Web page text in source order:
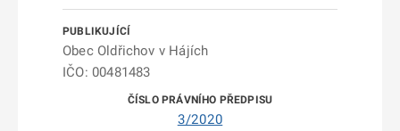
Obec Oldřichov v Hájích
IČO: 00481483
3/2020